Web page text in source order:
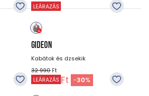
LEÁRAZÁS
GIDEON
Kabátok és dzsekik
32 990Ft
22 990 Ft -30%
LEÁRAZÁS